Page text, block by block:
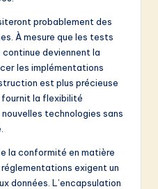
probablement des
À mesure que les tests
deviennent la
les implémentations
est plus précieuse
fournit la flexibilité
technologies sans
la conformité en matière
exigent un
données. L’encapsulation